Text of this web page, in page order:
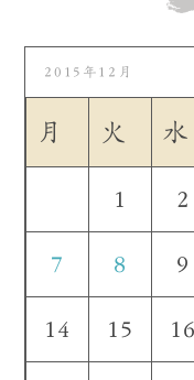
2015年12月
月 火 水
1 2
7 8 9
14 15 16